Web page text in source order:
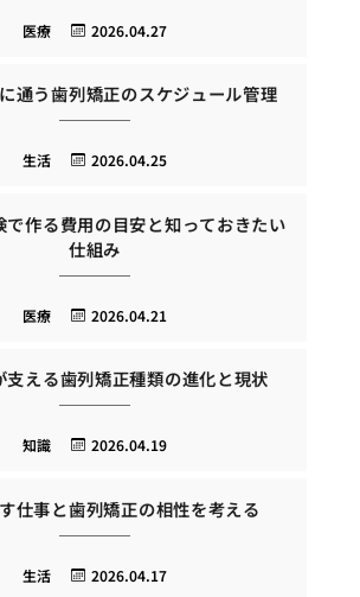
2026.04.27
医療
通う歯列矯正のスケジュール管理
2026.04.25
生活
で作る費用の目安と知っておきたい
仕組み
2026.04.21
医療
支える歯列矯正種類の進化と現状
2026.04.19
知識
仕事と歯列矯正の相性を考える
2026.04.17
生活